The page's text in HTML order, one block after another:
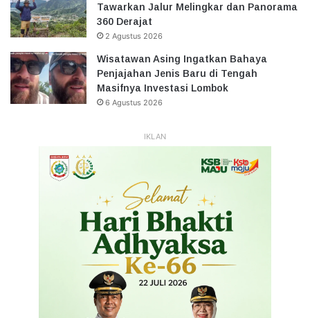
Tawarkan Jalur Melingkar dan Panorama
360 Derajat
2 Agustus 2026
Wisatawan Asing Ingatkan Bahaya
Penjajahan Jenis Baru di Tengah
Masifnya Investasi Lombok
6 Agustus 2026
IKLAN